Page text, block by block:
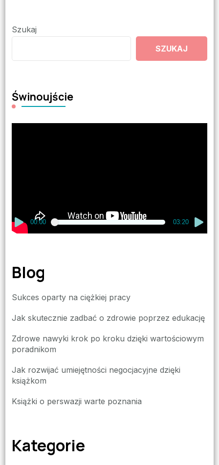
Szukaj
SZUKAJ
Świnoujście
00:00 03:20
Blog
Sukces oparty na ciężkiej pracy
Jak skutecznie zadbać o zdrowie poprzez edukację
Zdrowe nawyki krok po kroku dzięki wartościowym
poradnikom
Jak rozwijać umiejętności negocjacyjne dzięki
książkom
Książki o perswazji warte poznania
Kategorie